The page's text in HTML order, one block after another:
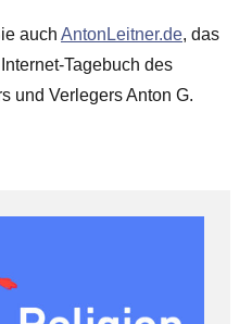
auch AntonLeitner.de, das
Tagebuch des
und Verlegers Anton G.